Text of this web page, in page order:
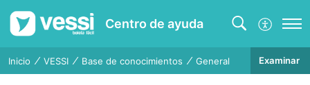
Centro de ayuda
Inicio VESSI Base de conocimientos General Examinar